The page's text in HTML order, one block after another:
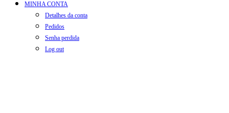
MINHA CONTA
Detalhes da conta
Pedidos
Senha perdida
Log out